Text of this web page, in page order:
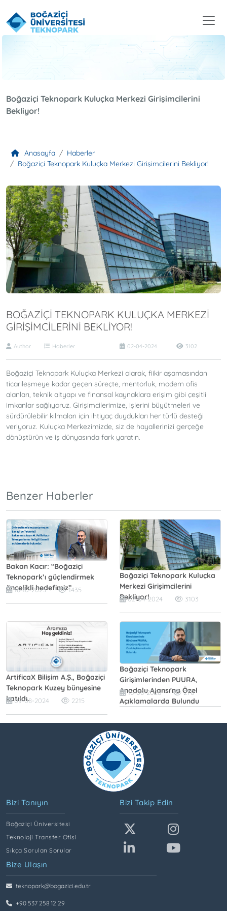
Boğaziçi Teknopark Kuluçka Merkezi Girişimcilerini
Bekliyor!
Anasayfa
Haberler
Boğaziçi Teknopark Kuluçka Merkezi Girişimcilerini Bekliyor!
BOĞAZIÇI TEKNOPARK KULUÇKA MERKEZI
GIRIŞIMCILERINI BEKLIYOR!
Author Haberler 02-04-2024 3102
Boğaziçi Teknopark Kuluçka Merkezi olarak, fiikir aşamasından
ticarileşmeye kadar geçen süreçte, mentorluk, modern ofis
alanları, teknik altyapı ve finansal kaynaklara erişim gibi çeşitli
imkanlar sağlıyoruz. Girişimcilerimize, işlerini büyütmeleri ve
sürdürülebilir kılmaları için ihtiyaç duydukları her türlü desteği
veriyoruz. Kuluçka Merkezimizde, siz de hayallerinizi gerçeğe
dönüştürün ve iş dünyasında fark yaratın.
Benzer Haberler
Bakan Kacır: “Boğaziçi
Teknopark’ı güçlendirmek
öncelikli hedefimiz”
16-10-2025 1435
Boğaziçi Teknopark Kuluçka
Merkezi Girişimcilerini
Bekliyor!
02-04-2024 3103
ArtificaX Bilişim A.Ş., Boğaziçi
Teknopark Kuzey bünyesine
katıldı.
09-08-2024 2215
Boğaziçi Teknopark
Girişimlerinden PUURA,
Anadolu Ajansı'na Özel
Açıklamalarda Bulundu
16-06-2026 270
Bizi Tanıyın
Boğaziçi Üniversitesi
Teknoloji Transfer Ofisi
Sıkça Sorulan Sorular
Bizi Takip Edin
Bize Ulaşın
teknopark@bogazici.edu.tr
+90 537 258 12 29